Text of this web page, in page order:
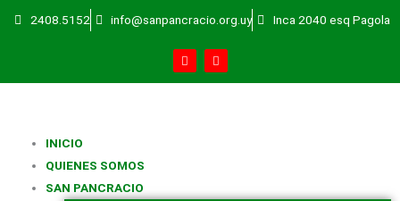
2408.5152 info@sanpancracio.org.uy Inca 2040 esq Pagola
F
a
c
Y
o
u
INICIO
QUIENES SOMOS
SAN PANCRACIO